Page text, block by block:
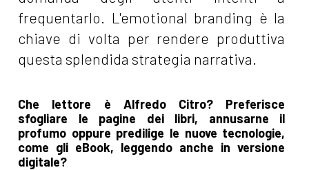
frequentarlo. L'emotional branding è la
chiave di volta per rendere produttiva
questa splendida strategia narrativa.
Che lettore è Alfredo Citro? Preferisce
sfogliare le pagine dei libri, annusarne il
profumo oppure predilige le nuove tecnologie,
come gli eBook, leggendo anche in versione
digitale?